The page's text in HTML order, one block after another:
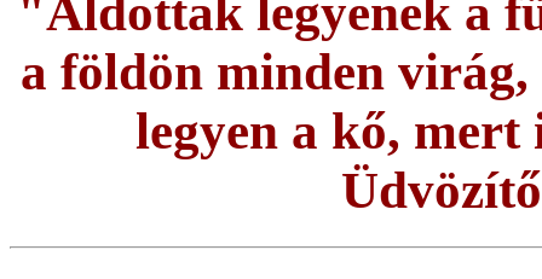
"Áldottak legyenek a
a földön minden
legyen a kő,